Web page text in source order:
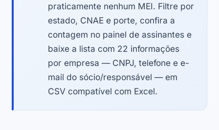
praticamente nenhum MEI. Filtre por
estado, CNAE e porte, confira a
contagem no painel de assinantes e
baixe a lista com 22 informações
por empresa — CNPJ, telefone e e-
mail do sócio/responsável — em
CSV compatível com Excel.